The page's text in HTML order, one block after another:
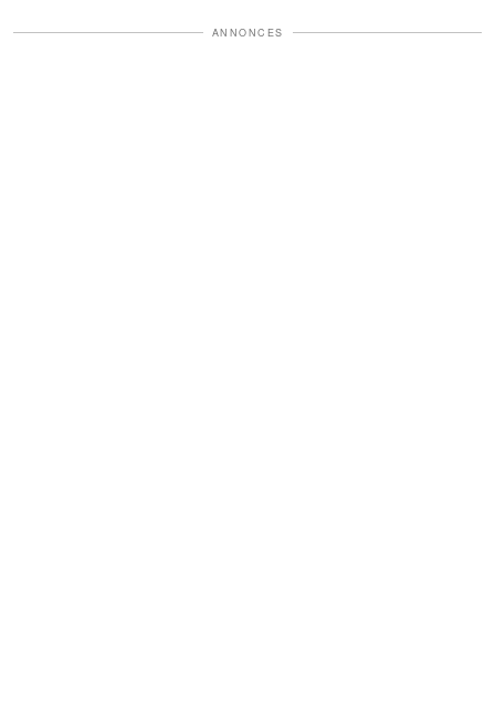
ANNONCES